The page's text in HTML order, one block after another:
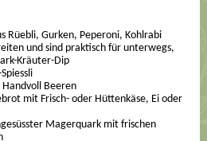
Rüebli, Gurken, Peperoni, Kohlrabi
und sind praktisch für unterwegs,
Kräuter-Dip
Beeren
mit Frisch- oder Hüttenkäse, Ei oder
Magerquark mit frischen